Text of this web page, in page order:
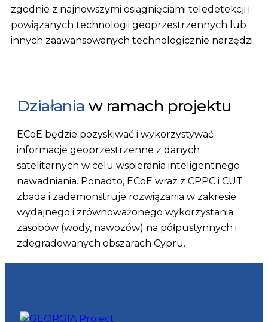
zgodnie z najnowszymi osiągnięciami teledetekcji i
powiązanych technologii geoprzestrzennych lub
innych zaawansowanych technologicznie narzędzi.
Działania w ramach projektu
ECoE będzie pozyskiwać i wykorzystywać
informacje geoprzestrzenne z danych
satelitarnych w celu wspierania inteligentnego
nawadniania. Ponadto, ECoE wraz z CPPC i CUT
zbada i zademonstruje rozwiązania w zakresie
wydajnego i zrównoważonego wykorzystania
zasobów (wody, nawozów) na półpustynnych i
zdegradowanych obszarach Cypru.